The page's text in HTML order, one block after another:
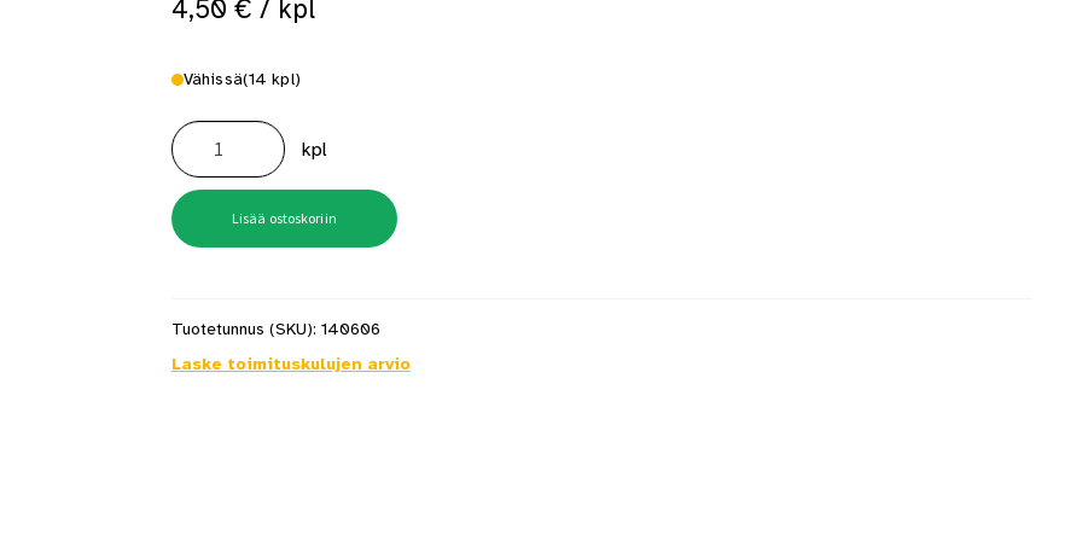
saunan puupinnat taas siisteiksi
4,50 € / kpl
Vähissä(14 kpl)
Palkkikenkä
N
100X140
määrä
kpl
Lisää ostoskoriin
Tuotetunnus (SKU): 140606
Laske toimituskulujen arvio